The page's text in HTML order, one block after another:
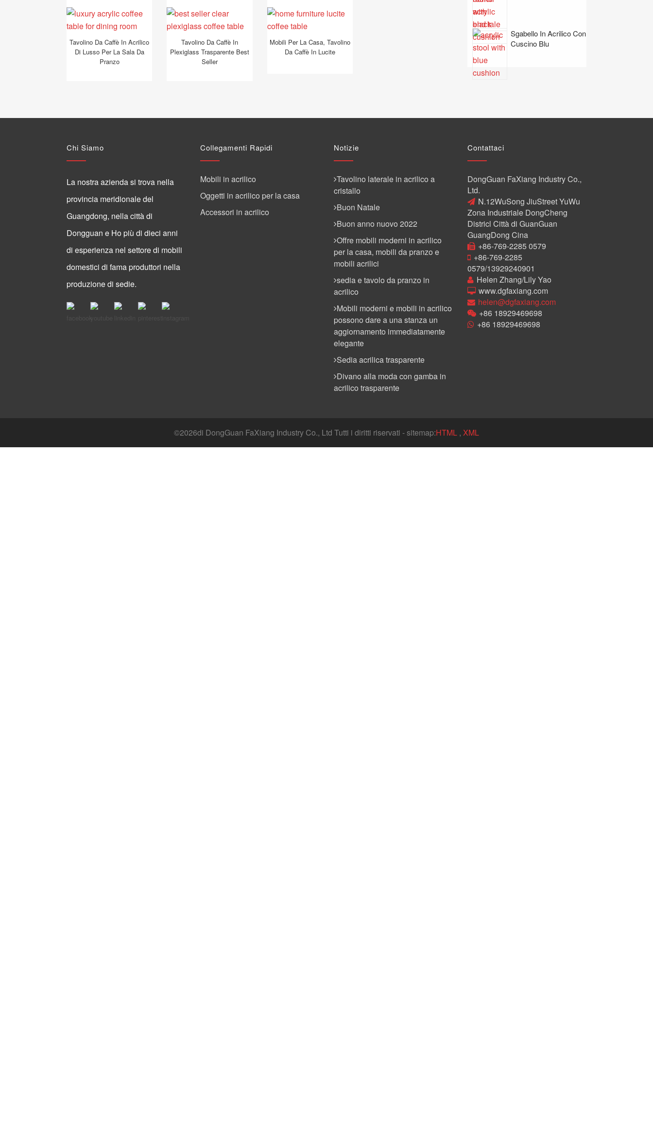
Tavolino Da Caffè In Acrilico
Di Lusso Per La Sala Da
Pranzo
Tavolino Da Caffè In
Plexiglass Trasparente Best
Seller
Mobili Per La Casa, Tavolino
Da Caffè In Lucite
Sgabello In Acrilico Con
Cuscino Blu
Chi Siamo
La nostra azienda si trova nella
provincia meridionale del
Guangdong, nella città di
Dongguan e Ho più di dieci anni
di esperienza nel settore di mobili
domestici di fama produttori nella
produzione di sedie.
Collegamenti Rapidi
Mobili in acrilico
Oggetti in acrilico per la casa
Accessori in acrilico
Notizie
Tavolino laterale in acrilico a
cristallo
Buon Natale
Buon anno nuovo 2022
Offre mobili moderni in acrilico
per la casa, mobili da pranzo e
mobili acrilici
sedia e tavolo da pranzo in
acrilico
Mobili moderni e mobili in acrilico
possono dare a una stanza un
aggiornamento immediatamente
elegante
Sedia acrilica trasparente
Divano alla moda con gamba in
acrilico trasparente
Contattaci
DongGuan FaXiang Industry Co.,
Ltd.
N.12WuSong JiuStreet YuWu
Zona Industriale DongCheng
Districl Città di GuanGuan
GuangDong Cina
+86-769-2285 0579
+86-769-2285
0579/13929240901
Helen Zhang/Lily Yao
www.dgfaxiang.com
helen@dgfaxiang.com
+86 18929469698
+86 18929469698
©2026di DongGuan FaXiang Industry Co., Ltd Tutti i diritti riservati - sitemap:HTML , XML